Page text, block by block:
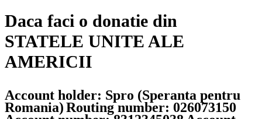
Daca faci o donatie din
STATELE UNITE ALE
AMERICII
Account holder: Spro (Speranta pentru
Romania)Routing number: 026073150